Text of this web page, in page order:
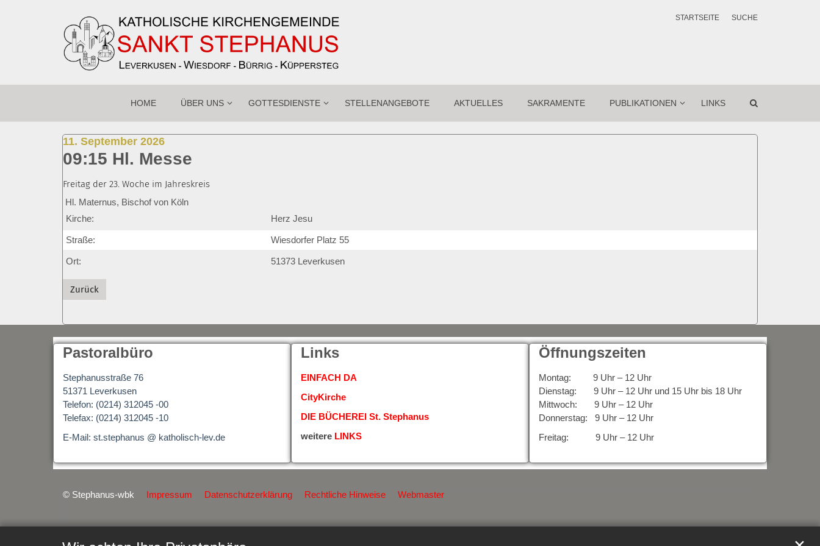
STARTSEITE SUCHE
HOME ÜBER UNS GOTTESDIENSTE STELLENANGEBOTE AKTUELLES SAKRAMENTE PUBLIKATIONEN LINKS
11. September 2026:
09:15 Hl. Messe
Freitag der 23. Woche im Jahreskreis
Hl. Maternus, Bischof von Köln
Kirche:
Herz Jesu
Straße: Wiesdorfer Platz 55
Ort: 51373 Leverkusen
Zurück
Pastoralbüro
Stephanusstraße 76
51371 Leverkusen
Telefon: (0214) 312045 -00
Telefax: (0214) 312045 -10
E-Mail: st.stephanus @ katholisch-lev.de
Links
EINFACH DA
CityKirche
DIE BÜCHEREI St. Stephanus
weitere LINKS
Öffnungszeiten
Montag: 9 Uhr – 12 Uhr
Dienstag: 9 Uhr – 12 Uhr und 15 Uhr bis 18 Uhr
Mittwoch: 9 Uhr – 12 Uhr
Donnerstag: 9 Uhr – 12 Uhr
Freitag: 9 Uhr – 12 Uhr
© Stephanus-wbk Impressum Datenschutzerklärung Rechtliche Hinweise Webmaster